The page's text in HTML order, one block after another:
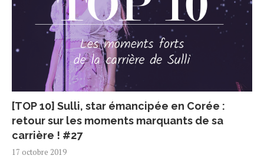
[TOP 10] Sulli, star émancipée en Corée :
retour sur les moments marquants de sa
carrière ! #27
17 octobre 2019